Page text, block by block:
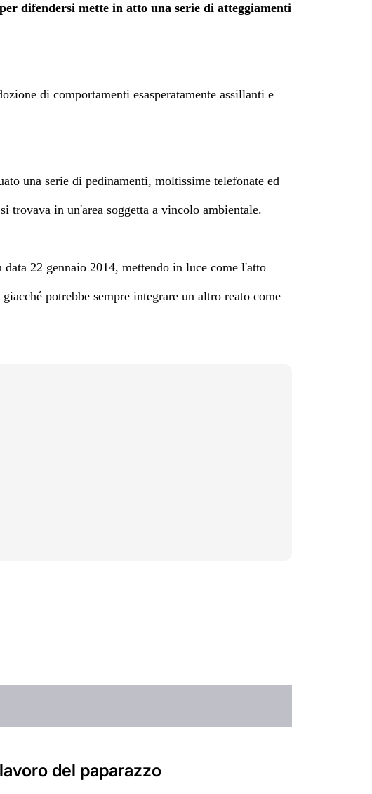
difendersi mette in atto una serie di atteggiamenti
ne di comportamenti esasperatamente assillanti e
una serie di pedinamenti, moltissime telefonate ed
trovava in un'area soggetta a vincolo ambientale.
22 gennaio 2014, mettendo in luce come l'atto
potrebbe sempre integrare un altro reato come
del paparazzo